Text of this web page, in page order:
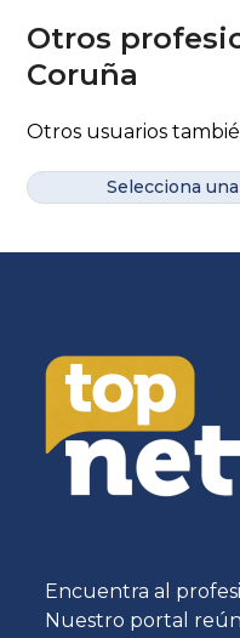
Otros
Coruña
Otros usuarios
Selecciona
Encuentra al
Nuestro portal